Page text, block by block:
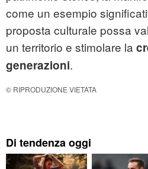
come un esempio
proposta culturale possa
un territorio e stimolare la
generazioni.
© RIPRODUZIONE VIETATA
Di tendenza oggi